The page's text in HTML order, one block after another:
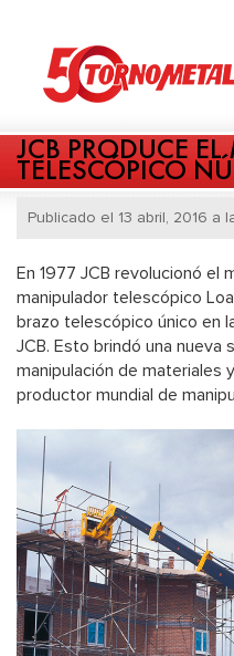
JCB PRODUCE
TELESCÓPICO
Publicado el 13 abril, 2016 a
En 1977 JCB revolucionó el
manipulador telescópico
brazo telescópico único en
JCB. Esto brindó una nueva
manipulación de materiales
productor mundial de